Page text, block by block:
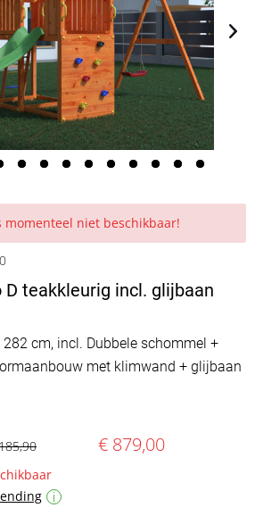
momenteel niet beschikbaar!
teakkleurig incl. glijbaan
282 cm, incl. Dubbele schommel +
met klimwand + glijbaan
€ 879,00
i